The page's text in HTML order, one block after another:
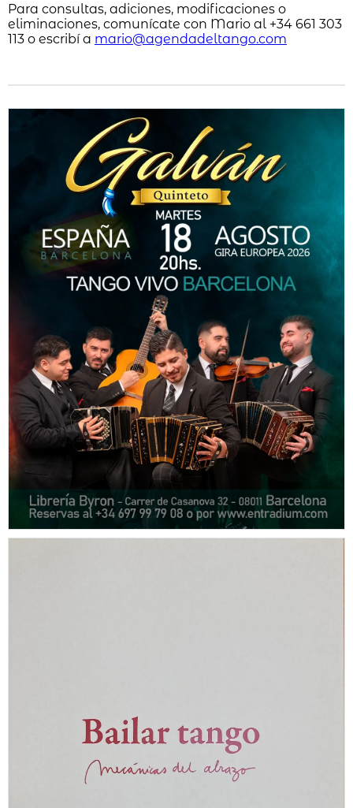
Para consultas, adiciones, modificaciones o
eliminaciones, comunícate con Mario al +34 661 303
113 o escribí a mario@agendadeltango.com